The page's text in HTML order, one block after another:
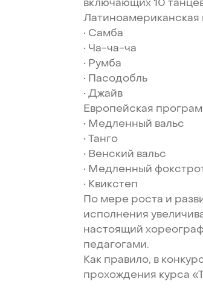
Латиноамериканская
• Самба
• Ча-ча-ча
• Румба
• Пасодобль
• Джайв
Европейская
• Медленный вальс
• Танго
• Венский вальс
• Медленный
• Квикстеп
По мере роста и
исполнения
настоящий
педагогами.
Как правило, в
прохождения курса